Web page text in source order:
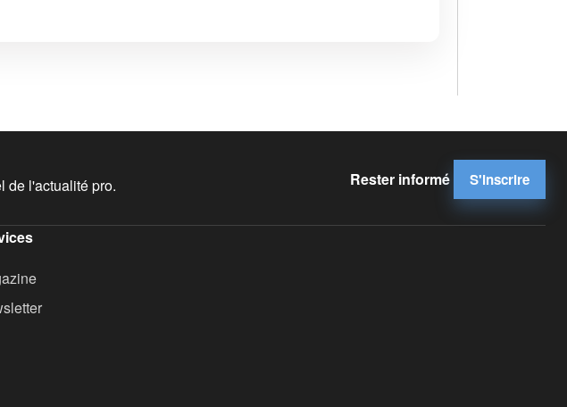
de l'actualité pro. Rester informé S'inscrire